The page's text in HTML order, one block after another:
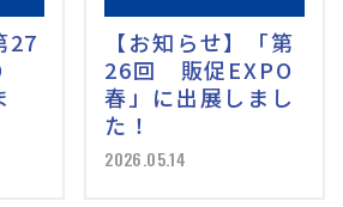
27
【お知らせ】「第
26回 販促EXPO
春」に出展しまし
た！
2026.05.14